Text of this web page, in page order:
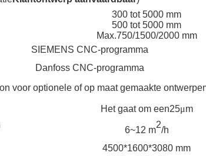
300 tot 5000 mm
500 tot 5000 mm
Max.750/1500/2000 mm
SIEMENS CNC-programma
Danfoss CNC-programma
voor optionele of op maat gemaakte
Het gaat om een25μm
6~12 m
2
/h
4500*1600*3080 mm